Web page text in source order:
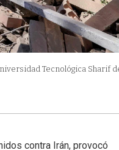
Tecnológica Sharif
contra Irán, provocó